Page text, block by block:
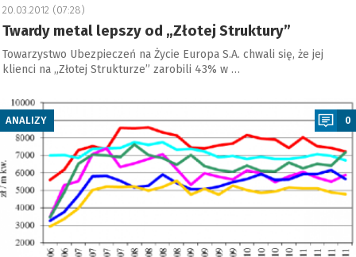
20.03.2012 (07:28)
Twardy metal lepszy od „Złotej Struktury”
Towarzystwo Ubezpieczeń na Życie Europa S.A. chwali się, że jej
klienci na „Złotej Strukturze” zarobili 43% w …
ANALIZY 0